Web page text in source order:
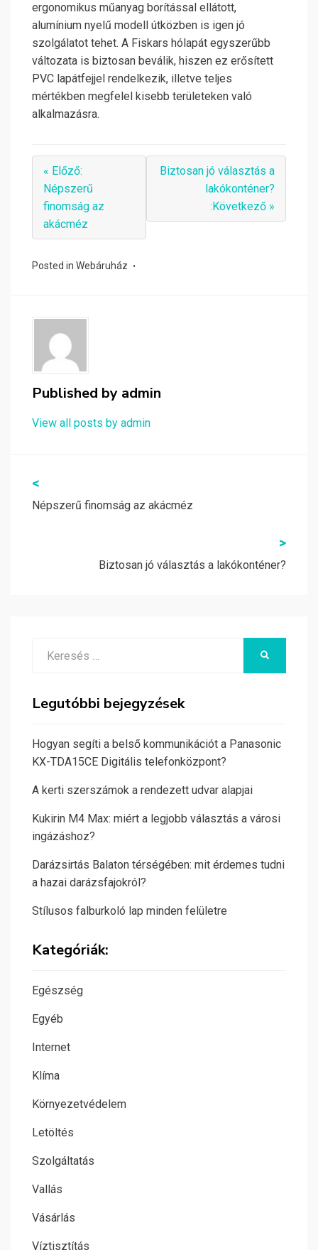
ergonomikus műanyag borítással ellátott,
alumínium nyelű modell útközben is igen jó
szolgálatot tehet. A Fiskars hólapát egyszerűbb
változata is biztosan beválik, hiszen ez erősített
PVC lapátfejjel rendelkezik, illetve teljes
mértékben megfelel kisebb területeken való
alkalmazásra.
« Előző:
Népszerű
finomság az
akácméz
Biztosan jó választás a
lakókonténer?
:Következő »
Posted in Webáruház
Published by admin
View all posts by admin
Bejegyzés
navigáció
<
Népszerű finomság az akácméz
>
Biztosan jó választás a lakókonténer?
Legutóbbi bejegyzések
Hogyan segíti a belső kommunikációt a Panasonic
KX-TDA15CE Digitális telefonközpont?
A kerti szerszámok a rendezett udvar alapjai
Kukirin M4 Max: miért a legjobb választás a városi
ingázáshoz?
Darázsirtás Balaton térségében: mit érdemes tudni
a hazai darázsfajokról?
Stílusos falburkoló lap minden felületre
Kategóriák:
Egészség
Egyéb
Internet
Klíma
Környezetvédelem
Letöltés
Szolgáltatás
Vallás
Vásárlás
Víztisztítás